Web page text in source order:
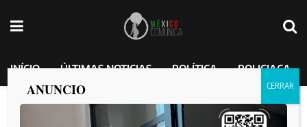
INÍCIO ÚLTIMAS NOTICIAS POLÍTICA POLICIACA
PRESIDENTA CLAUDIA SHEINBAUM
ANUNCIO